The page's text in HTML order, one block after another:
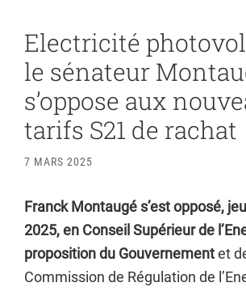
Electricité
le sénateur
s’oppose aux
tarifs S21 de rachat
7 MARS 2025
Franck Montaugé s’est opposé,
2025, en Conseil Supérieur de
proposition du Gouvernementet
Commission de Régulation de